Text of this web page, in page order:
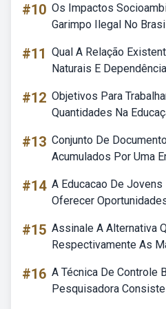
#10 Os Impactos
Garimpo Ilegal No
#11 Qual A Relação
Naturais E
#12 Objetivos Para
Quantidades Na
#13 Conjunto De
Acumulados Por Uma
#14 A Educacao De
Oferecer
#15 Assinale A Alternativa
Respectivamente As
#16 A Técnica De Controle
Pesquisadora